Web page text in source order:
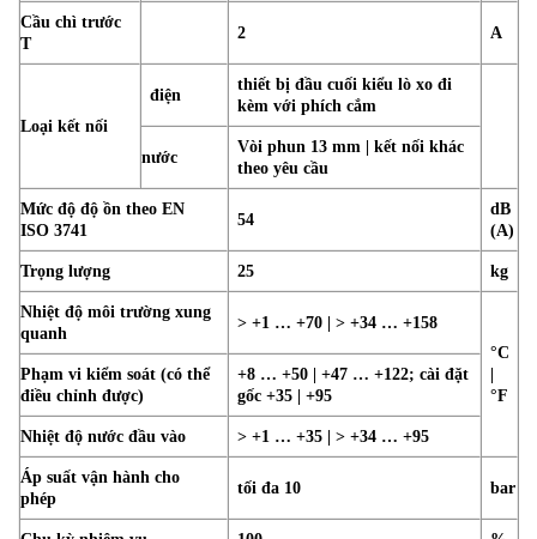
Cầu chì trước
T
2 A
Loại kết nối
điện
thiết bị đầu cuối kiểu lò xo đi
kèm với phích cắm
nước
Vòi phun 13 mm | kết nối khác
theo yêu cầu
Mức độ độ ồn theo EN
ISO 3741
54
dB
(A)
Trọng lượng 25 kg
Nhiệt độ môi trường xung
quanh
> +1 … +70 | > +34 … +158
°C
|
°F
Phạm vi kiểm soát (có thể
điều chỉnh được)
+8 … +50 | +47 … +122; cài đặt
gốc +35 | +95
Nhiệt độ nước đầu vào > +1 … +35 | > +34 … +95
Áp suất vận hành cho
phép
tối đa 10 bar